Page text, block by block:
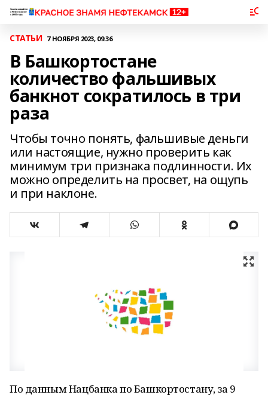
СТАТЬИ 7 НОЯБРЯ 2023, 09:36
В Башкортостане
количество фальшивых
банкнот сократилось в три
раза
Чтобы точно понять, фальшивые деньги
или настоящие, нужно проверить как
минимум три признака подлинности. Их
можно определить на просвет, на ощупь
и при наклоне.
По данным Нацбанка по Башкортостану, за 9